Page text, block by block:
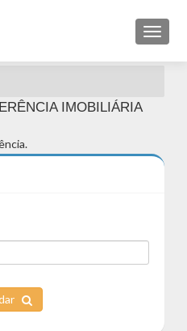
Toggle
IMOBILIÁRIA